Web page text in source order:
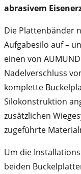
abrasivem
Die Plattenbänder
Aufgabesilo auf –
einen von
Nadelverschluss
komplette
Silokonstruktion
zusätzlichen
zugeführte
Um die
beiden